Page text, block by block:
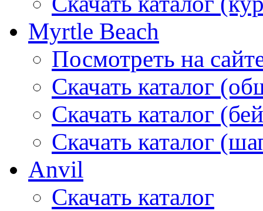
Myrtle Beach
Посмотреть на
Скачать каталог
Скачать каталог
Скачать каталог
Anvil
Скачать каталог